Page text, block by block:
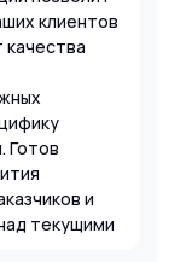
клиентов
Готов
и
текущими